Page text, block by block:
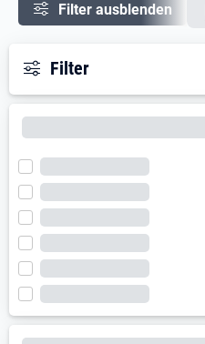
Filter ausblenden
Filter